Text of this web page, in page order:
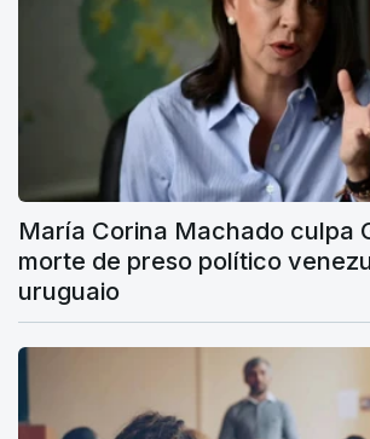
María Corina Machado culpa
morte de preso político
uruguaio